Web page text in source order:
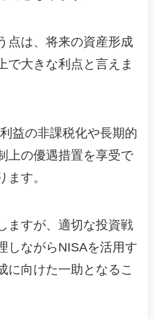
点は、将来の資産形成
で大きな利点と言えま
益の非課税化や長期的
上の優遇措置を享受で
ます。
ますが、適切な投資戦
しながらNISAを活用す
に向けた一助となるこ